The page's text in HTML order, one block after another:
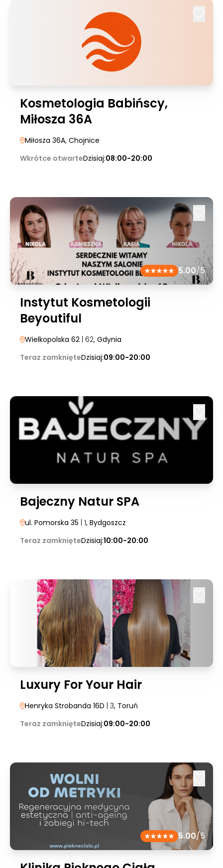
Kosmetologia Babińscy,
Miłosza 36A
Miłosza 36A, Chojnice
Wkrótce otwarteDzisiaj:08:00-20:00
5.00/5
Instytut Kosmetologii
Beyoutiful
Wielkopolska 62 | 62, Gdynia
Teraz zamknięteDzisiaj:09:00-20:00
Bajeczny Natur SPA
ul. Pomorska 35 | 1, Bydgoszcz
Teraz zamknięteDzisiaj:10:00-20:00
Luxury For Your Hair
Henryka Strobanda 16D | 3, Toruń
Teraz zamknięteDzisiaj:09:00-20:00
5.00/5